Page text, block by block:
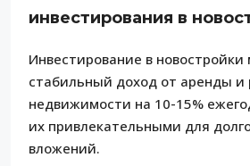
инвестирования в
Инвестирование в
стабильный доход от аренды и
недвижимости на 10-15%
их привлекательными для
вложений.